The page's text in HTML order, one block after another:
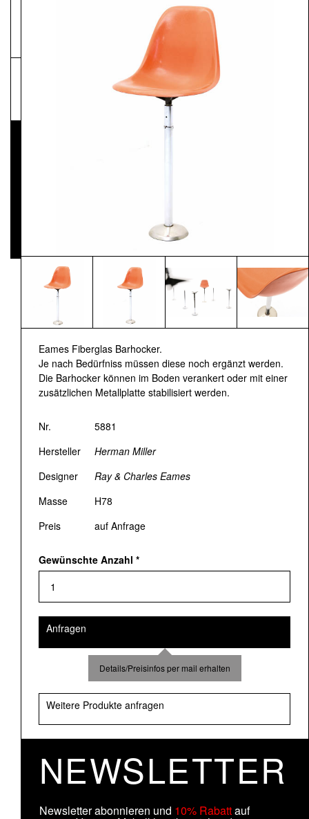
Eames Fiberglas Barhocker.
Je nach Bedürfniss müssen diese noch ergänzt werden.
Die Barhocker können im Boden verankert oder mit einer
zusätzlichen Metallplatte stabilisiert werden.
Nr.
5881
Hersteller
Herman Miller
Designer
Ray & Charles Eames
Masse
H78
Preis
auf Anfrage
Gewünschte Anzahl *
Anfragen
Details/Preisinfos per mail erhalten
Weitere Produkte anfragen
NEWSLETTER
Newsletter abonnieren und 10% Rabattauf
Pressematerial